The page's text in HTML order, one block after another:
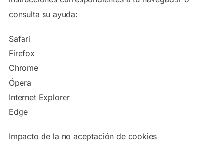
consulta su ayuda:
Safari
Firefox
Chrome
Ópera
Internet Explorer
Edge
Impacto de la no aceptación de cookies